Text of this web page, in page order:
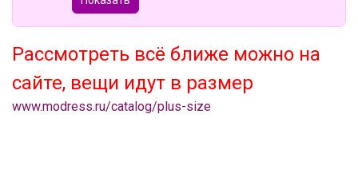
Рассмотреть всё ближе можно на
сайте, вещи идут в размер
www.modress.ru/catalog/plus-size